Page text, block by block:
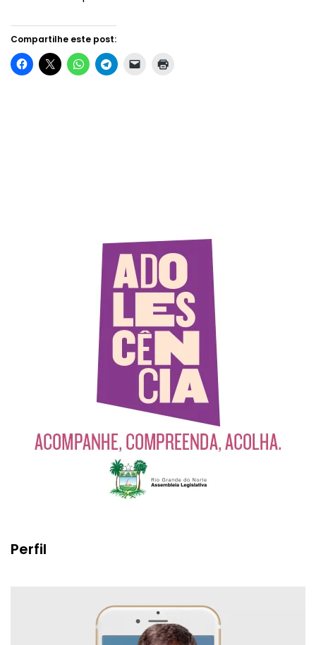
Compartilhe este post:
Perfil